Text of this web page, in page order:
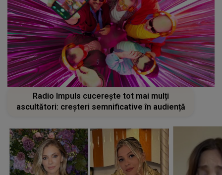
Radio Impuls cucerește tot mai mulți
ascultători: creșteri semnificative în audiență